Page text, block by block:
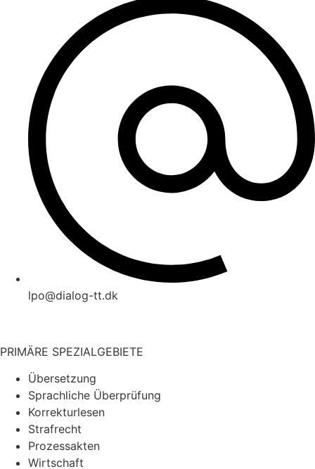
lpo@dialog-tt.dk
PRIMÄRE SPEZIALGEBIETE
Übersetzung
Sprachliche Überprüfung
Korrekturlesen
Strafrecht
Prozessakten
Wirtschaft